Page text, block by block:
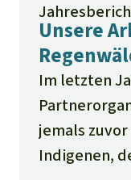
Unsere
Im letzten
jemals
Indigenen,